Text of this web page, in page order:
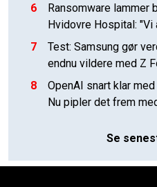
6
Ransomware lammer
Hvidovre Hospital: "Vi
7
Test: Samsung gør
endnu vildere med Z
8
OpenAI snart klar
Nu pipler det frem
Se